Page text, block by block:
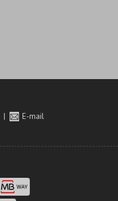
E-mail